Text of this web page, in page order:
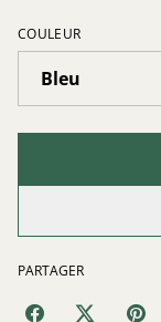
COULEUR
PARTAGER